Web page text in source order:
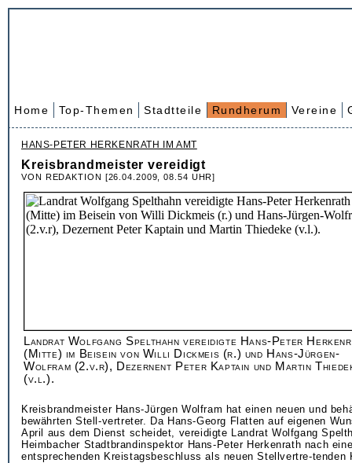
Home Top-Themen Stadtteile Rundherum Vereine
HANS-PETER HERKENRATH IM AMT
Kreisbrandmeister vereidigt
VON REDAKTION [26.04.2009, 08.54 UHR]
Landrat Wolfgang Spelthahn vereidigte Hans-Peter
(Mitte) im Beisein von Willi Dickmeis (r.) und Hans-Jürgen-
Wolfram (2.v.r), Dezernent Peter Kaptain und Martin
(v.l.).
Kreisbrandmeister Hans-Jürgen Wolfram hat einen neuen und
bewährten Stell-vertreter. Da Hans-Georg Flatten auf eigenen
April aus dem Dienst scheidet, vereidigte Landrat Wolfgang
Heimbacher Stadtbrandinspektor Hans-Peter Herkenrath nach
entsprechenden Kreistagsbeschluss als neuen Stellvertre-tenden